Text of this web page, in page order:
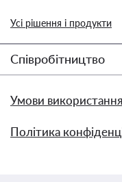
Усі рішення і продукти
Співробітництво
Умови
Політика